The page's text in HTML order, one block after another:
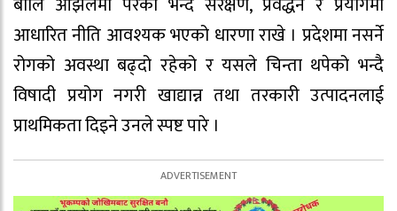
आधारित नीति आवश्यक भएको धारणा राखे । प्रदेशमा नसर्ने
रोगको अवस्था बढ्दो रहेको र यसले चिन्ता थपेको भन्दै
विषादी प्रयोग नगरी खाद्यान्न तथा तरकारी उत्पादनलाई
प्राथमिकता दिइने उनले स्पष्ट पारे ।